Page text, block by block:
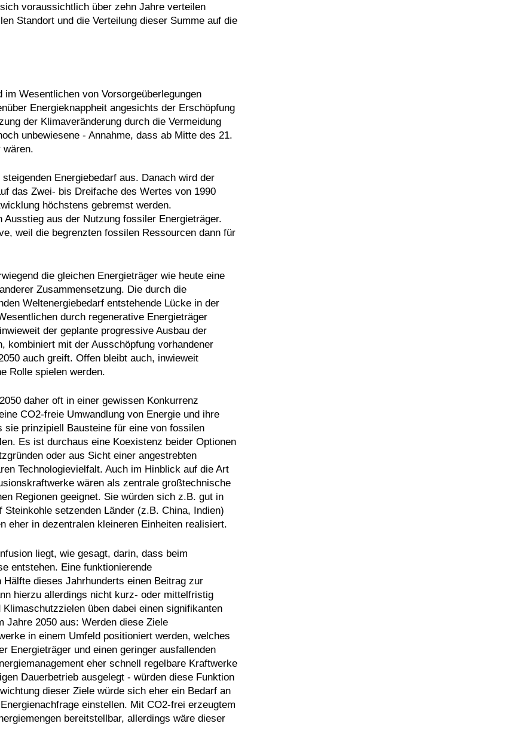
voraussichtlich über zehn Jahre verteilen
Standort und die Verteilung dieser Summe auf die
Wesentlichen von Vorsorgeüberlegungen
Energieknappheit angesichts der Erschöpfung
der Klimaveränderung durch die Vermeidung
unbewiesene - Annahme, dass ab Mitte des 21.
wären.
Energiebedarf aus. Danach wird der
das Zwei- bis Dreifache des Wertes von 1990
höchstens gebremst werden.
aus der Nutzung fossiler Energieträger.
weil die begrenzten fossilen Ressourcen dann für
die gleichen Energieträger wie heute eine
Zusammensetzung. Die durch die
Weltenergiebedarf entstehende Lücke in der
durch regenerative Energieträger
der geplante progressive Ausbau der
kombiniert mit der Ausschöpfung vorhandener
auch greift. Offen bleibt auch, inwieweit
Rolle spielen werden.
daher oft in einer gewissen Konkurrenz
CO2-freie Umwandlung von Energie und ihre
prinzipiell Bausteine für eine von fossilen
Es ist durchaus eine Koexistenz beider Optionen
oder aus Sicht einer angestrebten
Technologievielfalt. Auch im Hinblick auf die Art
wären als zentrale großtechnische
Regionen geeignet. Sie würden sich z.B. gut in
setzenden Länder (z.B. China, Indien)
eher in dezentralen kleineren Einheiten realisiert.
liegt, wie gesagt, darin, dass beim
entstehen. Eine funktionierende
dieses Jahrhunderts einen Beitrag zur
hierzu allerdings nicht kurz- oder mittelfristig
üben dabei einen signifikanten
Jahre 2050 aus: Werden diese Ziele
in einem Umfeld positioniert werden, welches
Energieträger und einen geringer ausfallenden
eher schnell regelbare Kraftwerke
Dauerbetrieb ausgelegt - würden diese Funktion
dieser Ziele würde sich eher ein Bedarf an
einstellen. Mit CO2-frei erzeugtem
bereitstellbar, allerdings wäre dieser